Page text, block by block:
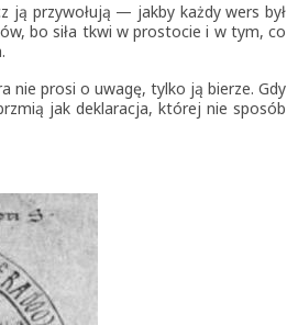
ją przywołują — jakby każdy wers był
bo siła tkwi w prostocie i w tym, co
nie prosi o uwagę, tylko ją bierze. Gdy
jak deklaracja, której nie sposób